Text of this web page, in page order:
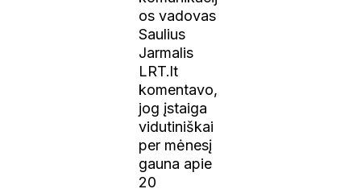
os vadovas
Saulius
Jarmalis
LRT.lt
komentavo,
jog įstaiga
vidutiniškai
per mėnesį
gauna apie
20